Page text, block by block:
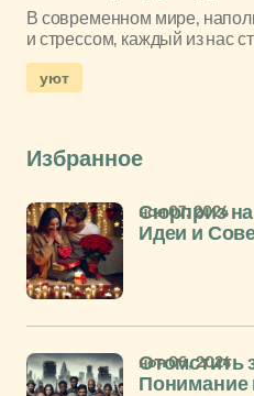
В современном мире,
и стрессом, каждый из нас
уют
Избранное
Сюрприз
Идеи и
ноя 07, 2024
Отомстить
Понимание
ноя 06, 2024